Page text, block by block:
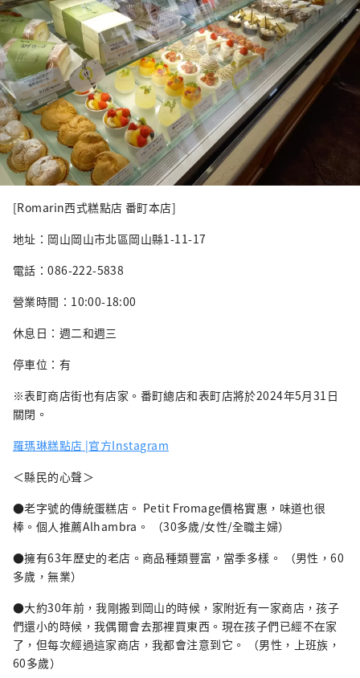
[Romarin西式糕點店 番町本店]
地址：岡山岡山市北區岡山縣1-11-17
電話：086-222-5838
營業時間：10:00-18:00
休息日：週二和週三
停車位：有
※表町商店街也有店家。番町總店和表町店將於2024年5月31日
關閉。
羅瑪琳糕點店 |官方Instagram
＜縣民的心聲＞
●老字號的傳統蛋糕店。 Petit Fromage價格實惠，味道也很
棒。個人推薦Alhambra。 （30多歲/女性/全職主婦）
●擁有63年歷史的老店。商品種類豐富，當季多樣。 （男性，60
多歲，無業）
●大約30年前，我剛搬到岡山的時候，家附近有一家商店，孩子
們還小的時候，我偶爾會去那裡買東西。現在孩子們已經不在家
了，但每次經過這家商店，我都會注意到它。 （男性，上班族，
60多歲）